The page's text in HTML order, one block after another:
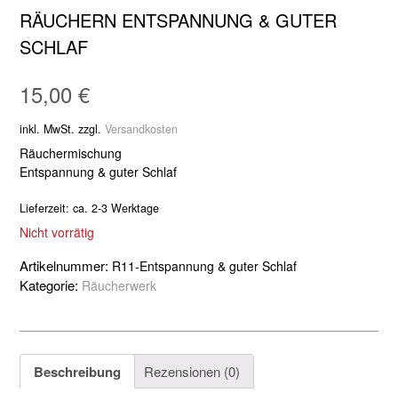
RÄUCHERN ENTSPANNUNG & GUTER
SCHLAF
15,00 €
inkl. MwSt. zzgl. Versandkosten
Räuchermischung
Entspannung & guter Schlaf
Lieferzeit: ca. 2-3 Werktage
Nicht vorrätig
Artikelnummer: R11-Entspannung & guter Schlaf
Kategorie: Räucherwerk
Beschreibung Rezensionen (0)